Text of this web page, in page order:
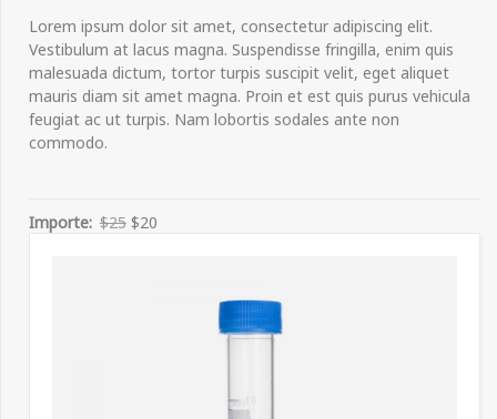
Lorem ipsum dolor sit amet, consectetur adipiscing elit.
Vestibulum at lacus magna. Suspendisse fringilla, enim quis
malesuada dictum, tortor turpis suscipit velit, eget aliquet
mauris diam sit amet magna. Proin et est quis purus vehicula
feugiat ac ut turpis. Nam lobortis sodales ante non
commodo.
Importe: $25 $20